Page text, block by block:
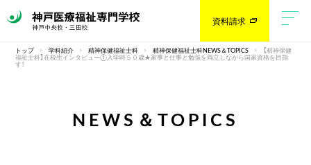
資料請求
トップ 学科紹介 精神保健福祉士科 精神保健福祉士科NEWS＆TOPICS 【精神保健
福祉士科】在校生インタビュー①入学時５０歳★家事と仕事と勉強を両立しながら国家資格を目指
す！
NEWS＆TOPICS